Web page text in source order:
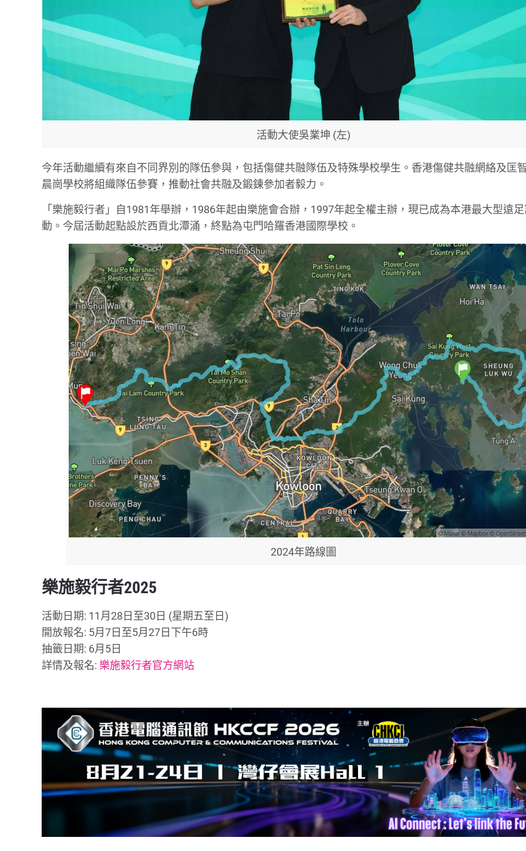
活動大使吳業坤 (左)
今年活動繼續有來自不同界別的隊伍參與，包括傷健共融隊伍及特殊學校學生。香港傷健共融網絡及匡
晨崗學校將組織隊伍參賽，推動社會共融及鍛鍊參加者毅力。
「樂施毅行者」自1981年舉辦，1986年起由樂施會合辦，1997年起全權主辦，現已成為本港最大型遠
動。今屆活動起點設於西貢北潭涌，終點為屯門哈羅香港國際學校。
2024年路線圖
樂施毅行者2025
活動日期: 11月28日至30日 (星期五至日)
開放報名: 5月7日至5月27日下午6時
抽籤日期: 6月5日
詳情及報名: 樂施毅行者官方網站